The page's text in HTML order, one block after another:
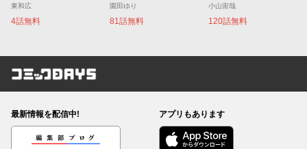
東和広
4話無料
園田ゆり
81話無料
小山宙哉
120話無料
コミックDAYS
最新情報を配信中!
編集部ブログ
アプリもあります